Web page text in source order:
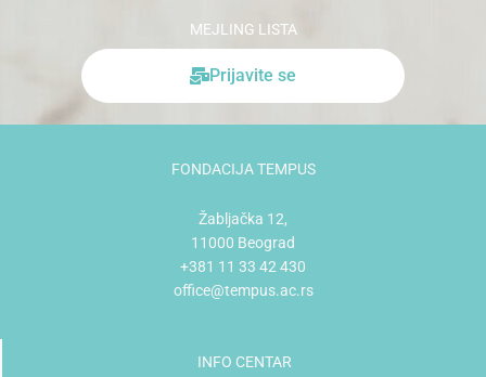
MEJLING LISTA
Prijavite se
FONDACIJA TEMPUS
Žabljačka 12,
11000 Beograd
+381 11 33 42 430
office@tempus.ac.rs
INFO CENTAR